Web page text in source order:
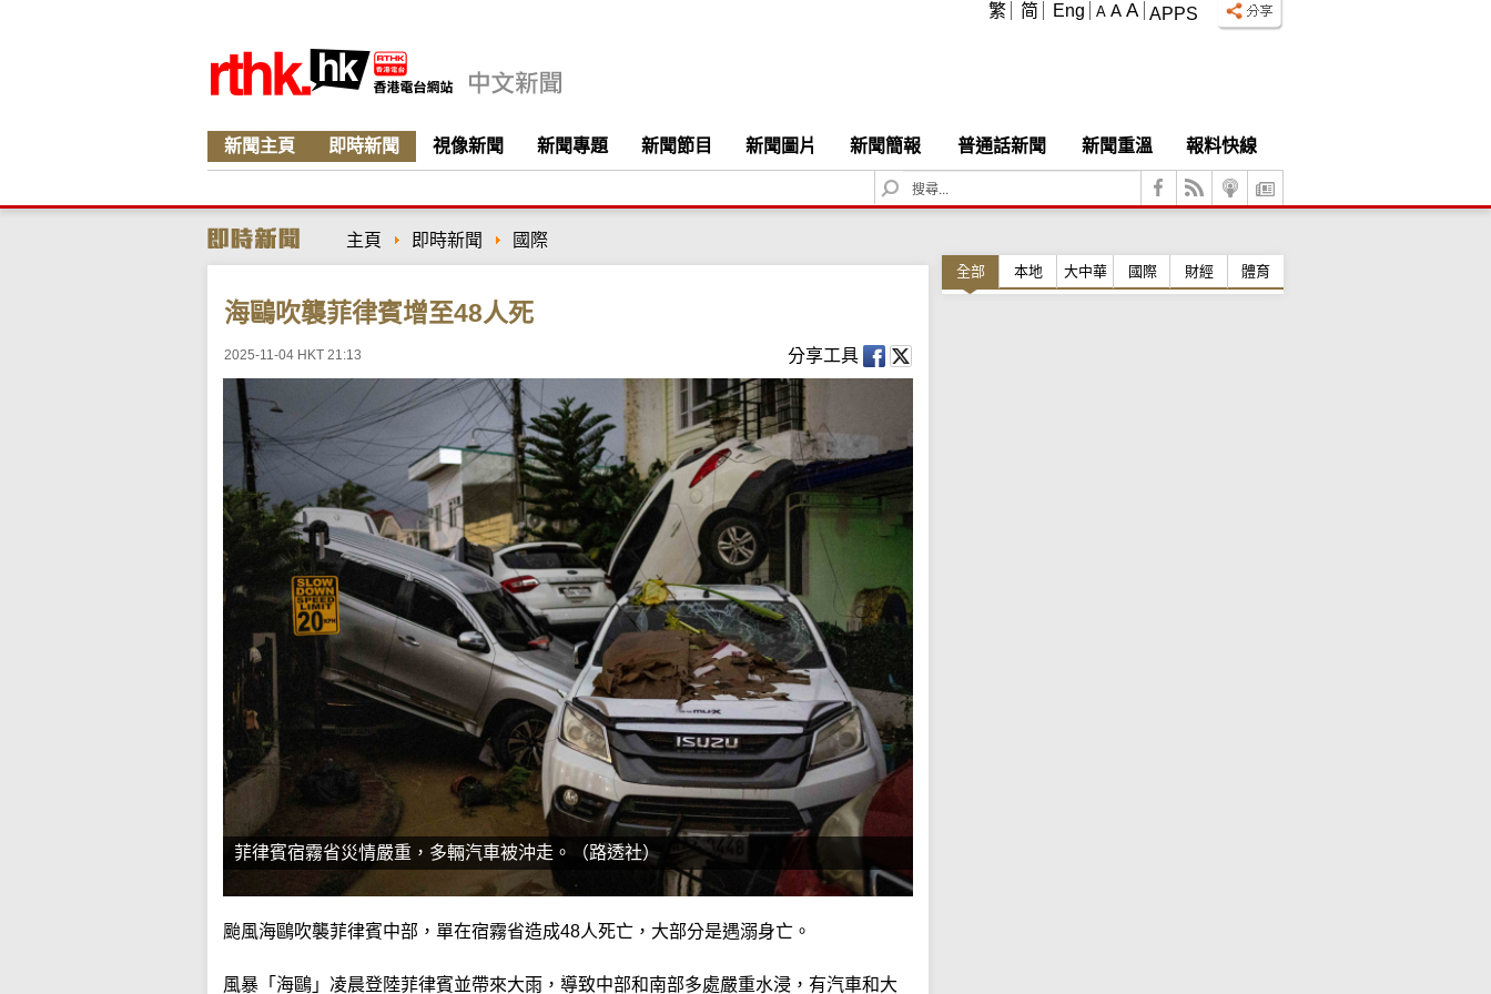
APPS
A A A
繁 简 Eng
新聞主頁 即時新聞 視像新聞 新聞專題 新聞節目 新聞圖片 新聞簡報 普通話新聞 新聞重溫
報料快線
S
e
c
主頁 即時新聞 國際
海鷗吹襲菲律賓增至48人死
2025-11-04 HKT 21:13 分享工具
菲律賓宿霧省災情嚴重，多輛汽車被沖走。（路透社）
颱風海鷗吹襲菲律賓中部，單在宿霧省造成48人死亡，大部分是遇溺身亡。
風暴「海鷗」凌晨登陸菲律賓並帶來大雨，導致中部和南部多處嚴重水浸，有汽車和大
全部 本地 大中華 國際 財經 體育